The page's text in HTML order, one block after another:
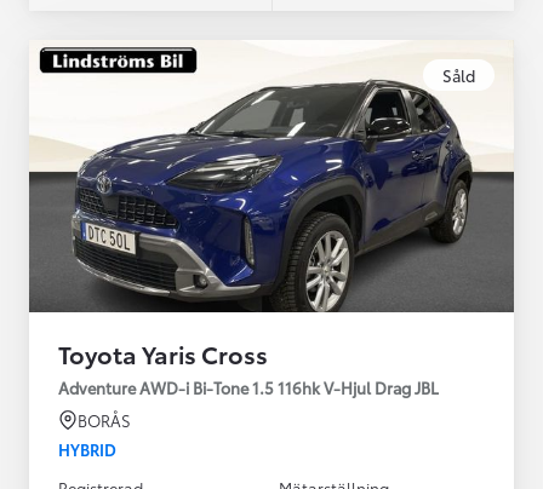
Såld
Toyota Yaris Cross
Adventure AWD-i Bi-Tone 1.5 116hk V-Hjul Drag JBL
BORÅS
HYBRID